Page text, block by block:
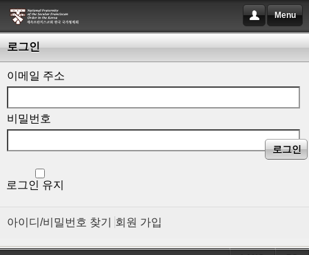
Menu
로그인
이메일 주소
비밀번호
로그인 유지
로그인
아이디/비밀번호 찾기 회원 가입